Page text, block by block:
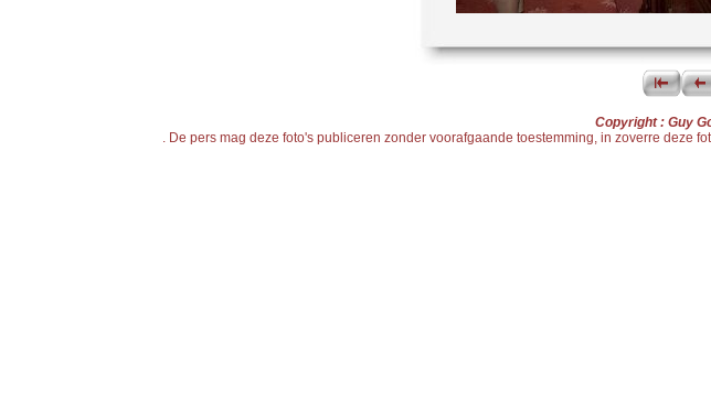
Copyright : Guy
. De pers mag deze foto's publiceren zonder voorafgaande toestemming, in zoverre deze